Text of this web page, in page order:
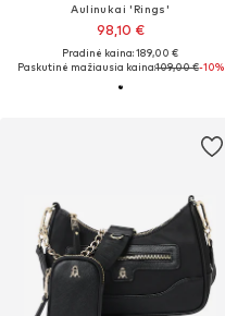
Aulinukai 'Rings'
98,10 €
Pradinė kaina: 189,00 €
Paskutinė mažiausia kaina:109,00 €-10%